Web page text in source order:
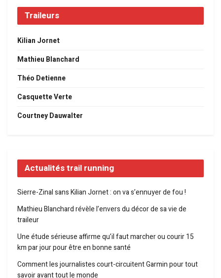
Traileurs
Kilian Jornet
Mathieu Blanchard
Théo Detienne
Casquette Verte
Courtney Dauwalter
Actualités trail running
Sierre-Zinal sans Kilian Jornet : on va s’ennuyer de fou !
Mathieu Blanchard révèle l’envers du décor de sa vie de
traileur
Une étude sérieuse affirme qu’il faut marcher ou courir 15
km par jour pour être en bonne santé
Comment les journalistes court-circuitent Garmin pour tout
savoir avant tout le monde